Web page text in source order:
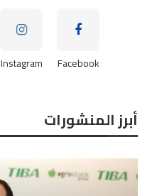
Facebook
Instagram
أبرز المنشورات